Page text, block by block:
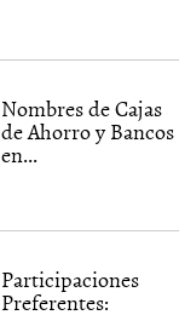
Nombres de Cajas
de Ahorro y Bancos
en...
Participaciones
Preferentes: